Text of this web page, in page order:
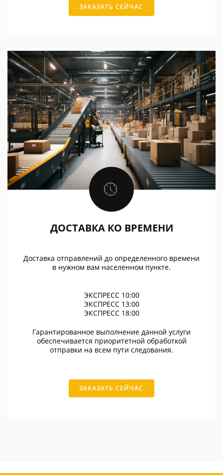
ЗАКАЗАТЬ СЕЙЧАС
ДОСТАВКА КО ВРЕМЕНИ
Доставка отправлений до определенного времени
в нужном вам населенном пункте.
ЭКСПРЕСС 10:00
ЭКСПРЕСС 13:00
ЭКСПРЕСС 18:00
Гарантированное выполнение данной услуги
обеспечивается приоритетной обработкой
отправки на всем пути следования.
ЗАКАЗАТЬ СЕЙЧАС